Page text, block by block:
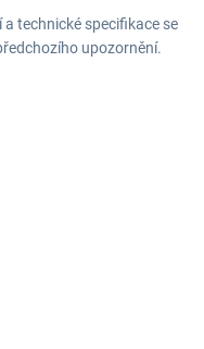
technické specifikace se
upozornění.